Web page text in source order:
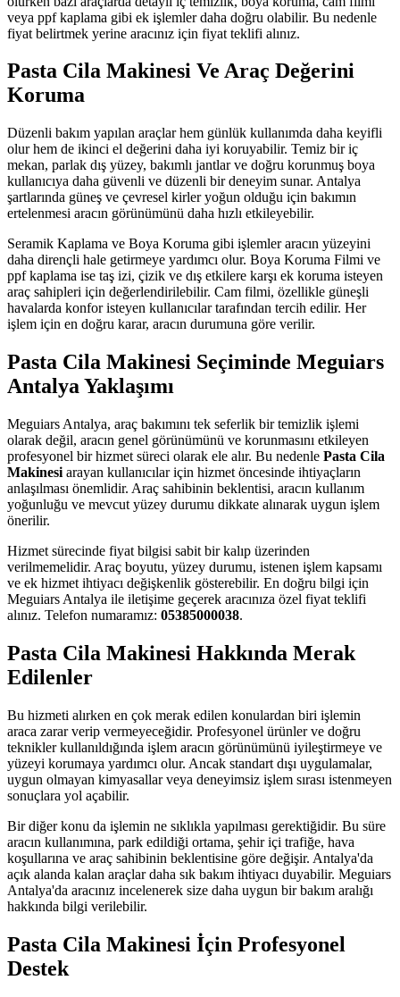
veya ppf kaplama gibi ek işlemler daha doğru olabilir. Bu nedenle
fiyat belirtmek yerine aracınız için fiyat teklifi alınız.
Pasta Cila Makinesi Ve Araç Değerini
Koruma
Düzenli bakım yapılan araçlar hem günlük kullanımda daha keyifli
olur hem de ikinci el değerini daha iyi koruyabilir. Temiz bir iç
mekan, parlak dış yüzey, bakımlı jantlar ve doğru korunmuş boya
kullanıcıya daha güvenli ve düzenli bir deneyim sunar. Antalya
şartlarında güneş ve çevresel kirler yoğun olduğu için bakımın
ertelenmesi aracın görünümünü daha hızlı etkileyebilir.
Seramik Kaplama ve Boya Koruma gibi işlemler aracın yüzeyini
daha dirençli hale getirmeye yardımcı olur. Boya Koruma Filmi ve
ppf kaplama ise taş izi, çizik ve dış etkilere karşı ek koruma isteyen
araç sahipleri için değerlendirilebilir. Cam filmi, özellikle güneşli
havalarda konfor isteyen kullanıcılar tarafından tercih edilir. Her
işlem için en doğru karar, aracın durumuna göre verilir.
Pasta Cila Makinesi Seçiminde Meguiars
Antalya Yaklaşımı
Meguiars Antalya, araç bakımını tek seferlik bir temizlik işlemi
olarak değil, aracın genel görünümünü ve korunmasını etkileyen
profesyonel bir hizmet süreci olarak ele alır. Bu nedenle Pasta Cila
Makinesi arayan kullanıcılar için hizmet öncesinde ihtiyaçların
anlaşılması önemlidir. Araç sahibinin beklentisi, aracın kullanım
yoğunluğu ve mevcut yüzey durumu dikkate alınarak uygun işlem
önerilir.
Hizmet sürecinde fiyat bilgisi sabit bir kalıp üzerinden
verilmemelidir. Araç boyutu, yüzey durumu, istenen işlem kapsamı
ve ek hizmet ihtiyacı değişkenlik gösterebilir. En doğru bilgi için
Meguiars Antalya ile iletişime geçerek aracınıza özel fiyat teklifi
alınız. Telefon numaramız: 05385000038.
Pasta Cila Makinesi Hakkında Merak
Edilenler
Bu hizmeti alırken en çok merak edilen konulardan biri işlemin
araca zarar verip vermeyeceğidir. Profesyonel ürünler ve doğru
teknikler kullanıldığında işlem aracın görünümünü iyileştirmeye ve
yüzeyi korumaya yardımcı olur. Ancak standart dışı uygulamalar,
uygun olmayan kimyasallar veya deneyimsiz işlem sırası istenmeyen
sonuçlara yol açabilir.
Bir diğer konu da işlemin ne sıklıkla yapılması gerektiğidir. Bu süre
aracın kullanımına, park edildiği ortama, şehir içi trafiğe, hava
koşullarına ve araç sahibinin beklentisine göre değişir. Antalya'da
açık alanda kalan araçlar daha sık bakım ihtiyacı duyabilir. Meguiars
Antalya'da aracınız incelenerek size daha uygun bir bakım aralığı
hakkında bilgi verilebilir.
Pasta Cila Makinesi İçin Profesyonel
Destek